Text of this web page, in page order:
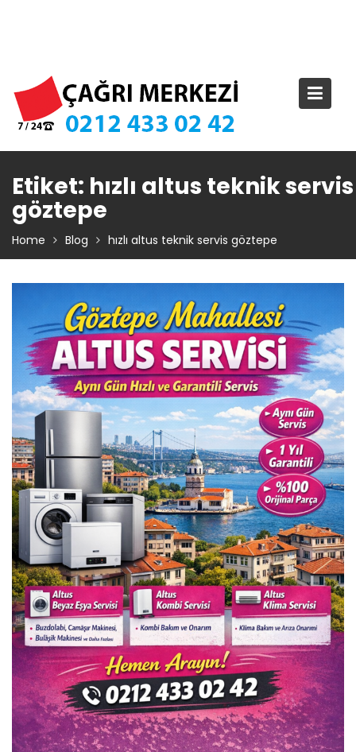
Etiket: hızlı altus teknik servis
göztepe
Home Blog hızlı altus teknik servis göztepe